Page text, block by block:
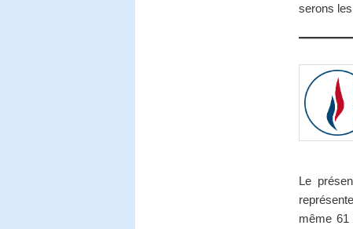
serons
Le
même 61